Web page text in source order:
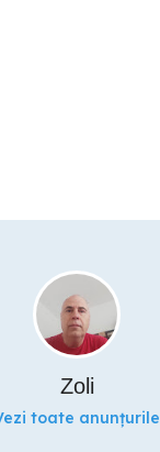
Zoli
toate anunțurile